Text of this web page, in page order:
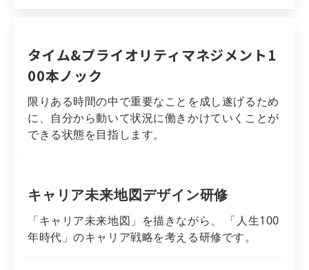
タイム&プライオリティマネジメント1
00本ノック
限りある時間の中で重要なことを成し遂げるため
に、自分から動いて状況に働きかけていくことが
できる状態を目指します。
キャリア未来地図デザイン研修
「キャリア未来地図」を描きながら、 「人生100
年時代」のキャリア戦略を考える研修です。